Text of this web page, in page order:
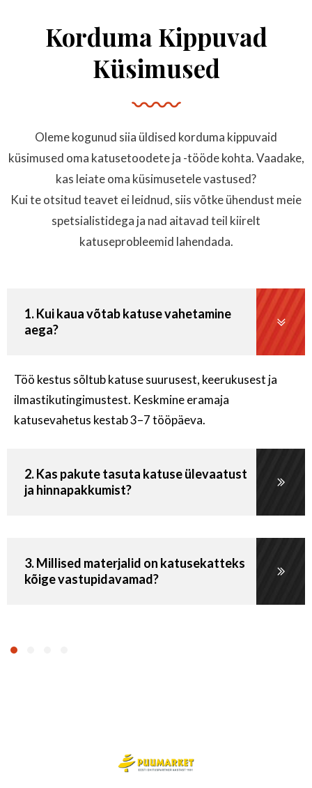
Korduma Kippuvad
Küsimused
Oleme kogunud siia üldised korduma kippuvaid
küsimused oma katusetoodete ja -tööde kohta. Vaadake,
kas leiate oma küsimusetele vastused?
Kui te otsitud teavet ei leidnud, siis võtke ühendust meie
spetsialistidega ja nad aitavad teil kiirelt
katuseprobleemid lahendada.
1. Kui kaua võtab katuse vahetamine
aega?
Töö kestus sõltub katuse suurusest, keerukusest ja
ilmastikutingimustest. Keskmine eramaja
katusevahetus kestab 3–7 tööpäeva.
2. Kas pakute tasuta katuse ülevaatust
ja hinnapakkumist?
3. Millised materjalid on katusekatteks
kõige vastupidavamad?